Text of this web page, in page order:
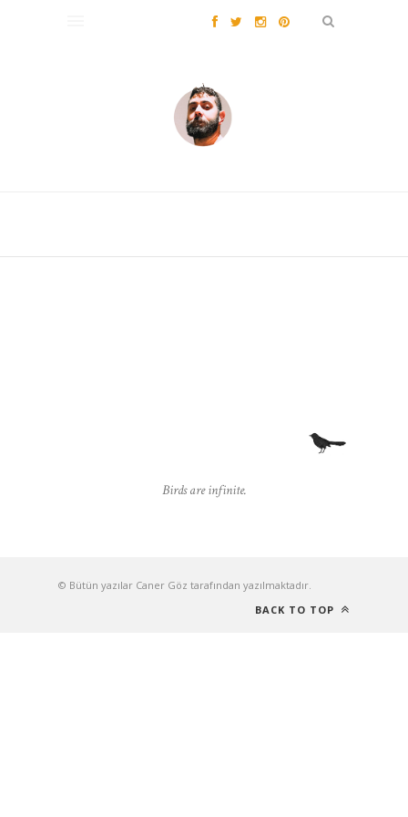
Birds are infinite.
© Bütün yazılar Caner Göz tarafından yazılmaktadır.
BACK TO TOP